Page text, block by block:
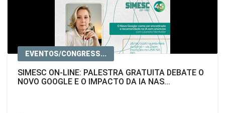
EVENTOS/CONGRESS...
SIMESC ON-LINE: PALESTRA GRATUITA DEBATE O
NOVO GOOGLE E O IMPACTO DA IA NAS...